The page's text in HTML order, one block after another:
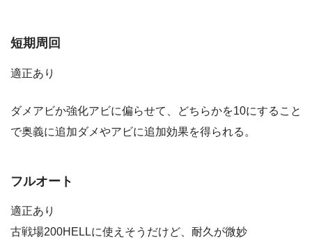
短期周回
適正あり
ダメアビか強化アビに偏らせて、どちらかを10にすること
で奥義に追加ダメやアビに追加効果を得られる。
フルオート
適正あり
古戦場200HELLに使えそうだけど、耐久が微妙